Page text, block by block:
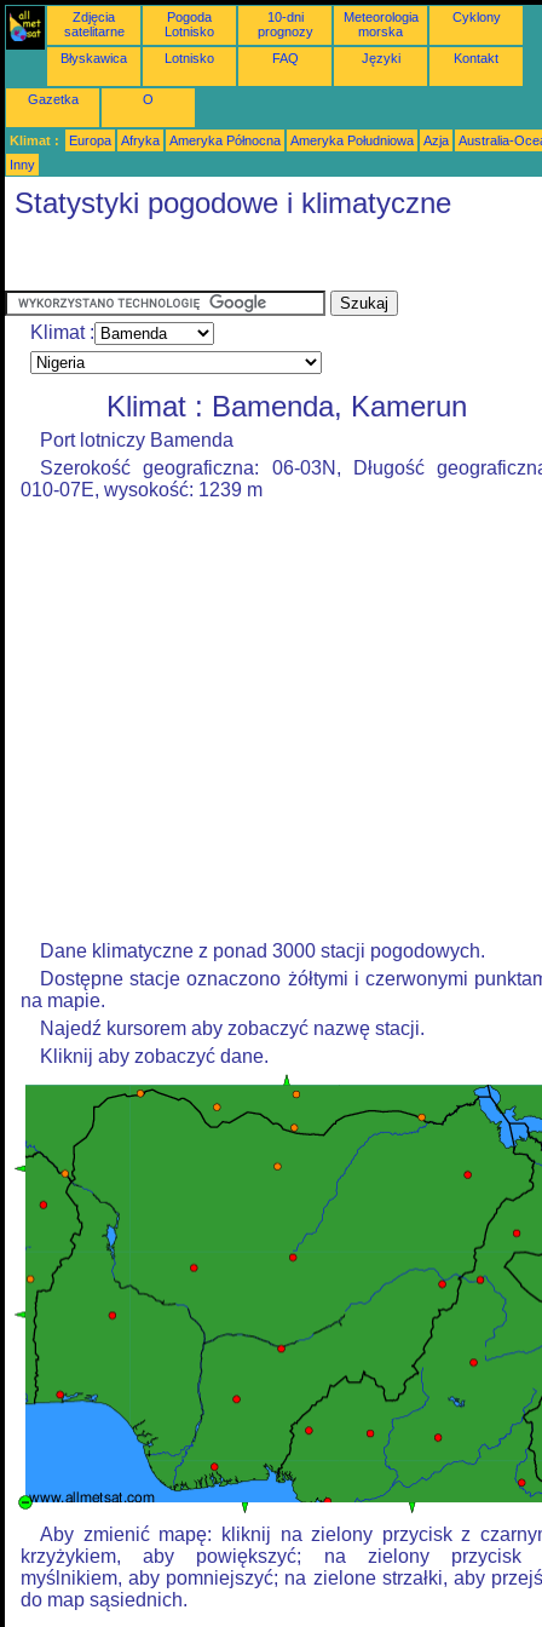
Zdjęcia
satelitarne
Pogoda
Lotnisko
10-dni
prognozy
Meteorologia
morska
Cyklony
Błyskawica Lotnisko FAQ Języki Kontakt
Gazetka O
Klimat : Europa Afryka Ameryka Północna Ameryka Południowa Azja
Australia-
Inny
Statystyki pogodowe i klimatyczne
Klimat :
Klimat : Bamenda, Kamerun
Port lotniczy Bamenda
Szerokość geograficzna: 06-03N, Długość
010-07E, wysokość: 1239 m
Dane klimatyczne z ponad 3000 stacji pogodowych.
Dostępne stacje oznaczono żółtymi i czerwonymi
na mapie.
Najedź kursorem aby zobaczyć nazwę stacji.
Kliknij aby zobaczyć dane.
Aby zmienić mapę: kliknij na zielony przycisk z
krzyżykiem, aby powiększyć; na zielony przycisk
myślnikiem, aby pomniejszyć; na zielone strzałki, aby
do map sąsiednich.